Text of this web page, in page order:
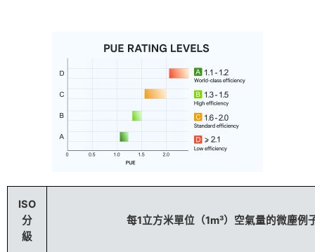
ISO
分
級
每1立方米單位（1m³）空氣量的微塵例